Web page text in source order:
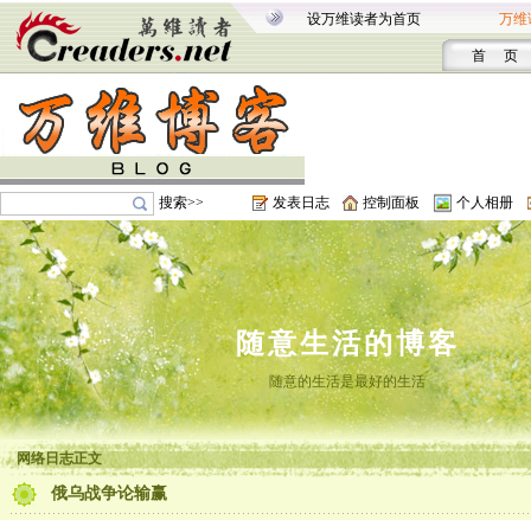
设万维读者为首页 万维
首 页
搜索>> 发表日志 控制面板 个人相册
随意生活的博客
随意的生活是最好的生活
网络日志正文
俄乌战争论输赢